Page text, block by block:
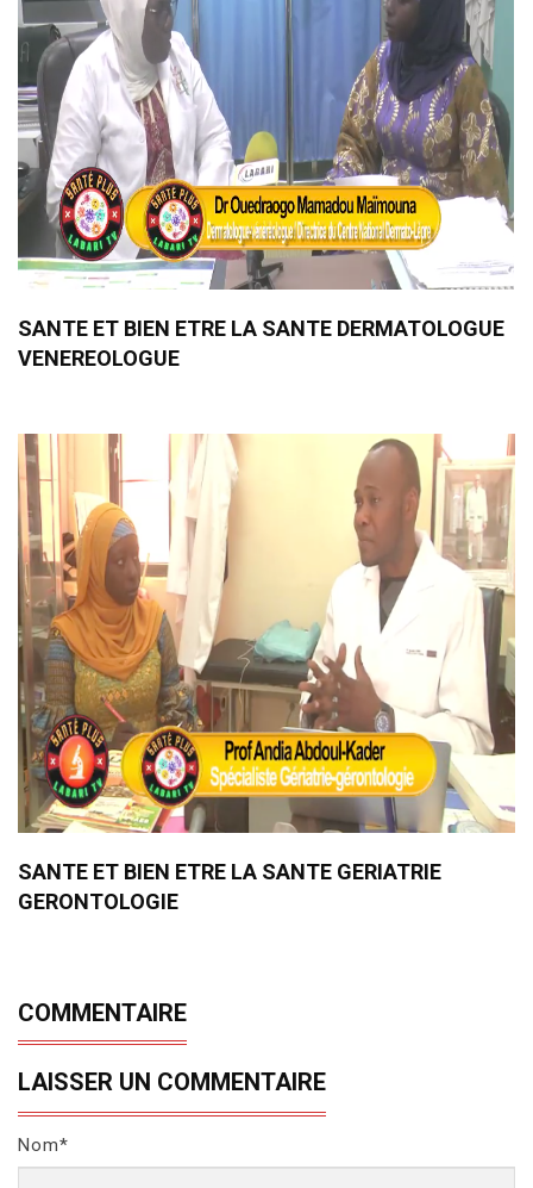
SANTE ET BIEN ETRE LA SANTE DERMATOLOGUE
VENEREOLOGUE
SANTE ET BIEN ETRE LA SANTE GERIATRIE
GERONTOLOGIE
COMMENTAIRE
LAISSER UN COMMENTAIRE
Nom*